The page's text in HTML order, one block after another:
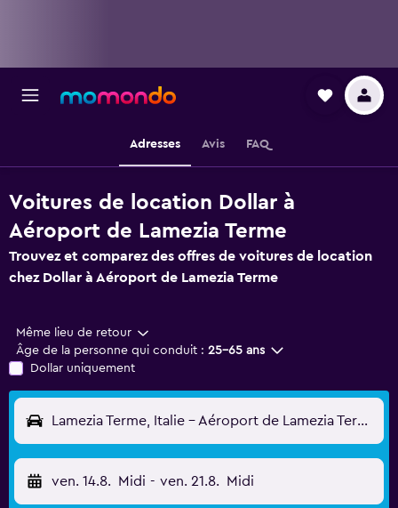
Adresses Avis FAQ
Voitures de location Dollar à
Aéroport de Lamezia Terme
Trouvez et comparez des offres de voitures de location
chez Dollar à Aéroport de Lamezia Terme
Même lieu de retour
Âge de la personne qui conduit : 25-65 ans
Dollar uniquement
Lamezia Terme, Italie - Aéroport de Lamezia Terme (SUF)
ven. 14.8. Midi - ven. 21.8. Midi